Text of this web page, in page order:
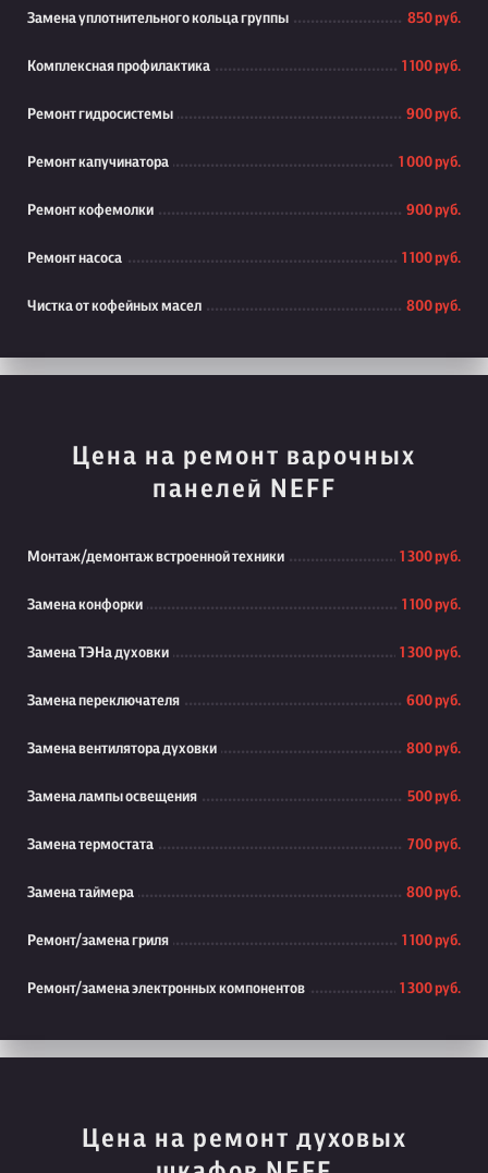
Замена уплотнительного кольца группы 850 руб.
Комплексная профилактика 1 100 руб.
Ремонт гидросистемы 900 руб.
Ремонт капучинатора 1 000 руб.
Ремонт кофемолки 900 руб.
Ремонт насоса 1 100 руб.
Чистка от кофейных масел 800 руб.
Цена на ремонт варочных
панелей NEFF
Монтаж/демонтаж встроенной техники 1 300 руб.
Замена конфорки 1 100 руб.
Замена ТЭНа духовки 1 300 руб.
Замена переключателя 600 руб.
Замена вентилятора духовки 800 руб.
Замена лампы освещения 500 руб.
Замена термостата 700 руб.
Замена таймера 800 руб.
Ремонт/замена гриля 1 100 руб.
Ремонт/замена электронных компонентов 1 300 руб.
Цена на ремонт духовых